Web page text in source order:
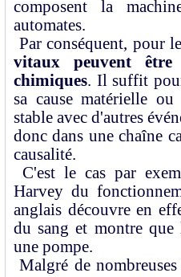
composent la
automates.
Par conséquent, pour
vitaux peuvent être
chimiques. Il suffit
sa cause matérielle
stable avec d'autres
donc dans une chaîne
causalité.
C'est le cas par
Harvey du
anglais découvre en
du sang et montre
une pompe.
Malgré de